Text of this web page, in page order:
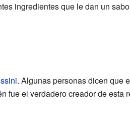
ingredientes que le dan un
. Algunas personas dicen que
fue el verdadero creador de esta